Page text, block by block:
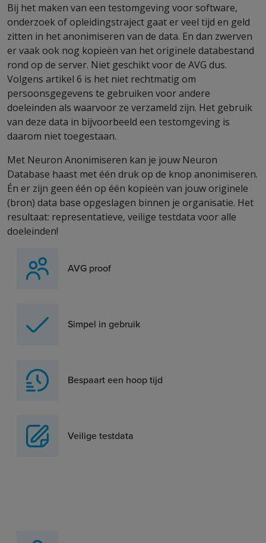
Bij het maken van een testomgeving voor software,
onderzoek of opleidingstraject gaat er veel tijd en geld
zitten in het anonimiseren van de data. En dan zwerven
er vaak ook nog kopieën van het originele databestand
rond op de server. Niet geschikt voor de AVG dus.
Volgens artikel 6 is het niet rechtmatig om
persoonsgegevens te gebruiken voor andere
doeleinden als waarvoor ze verzameld zijn. Het gebruik
van deze data in bijvoorbeeld een testomgeving is
daarom niet toegestaan.
Met Neuron Anonimiseren kan je jouw Neuron
Database haast met één druk op de knop anonimiseren.
Én er zijn geen één op één kopieën van jouw originele
(bron) data base opgeslagen binnen je organisatie. Het
resultaat: representatieve, veilige testdata voor alle
doeleinden!
AVG proof
Simpel in gebruik
Bespaart een hoop tijd
Veilige testdata